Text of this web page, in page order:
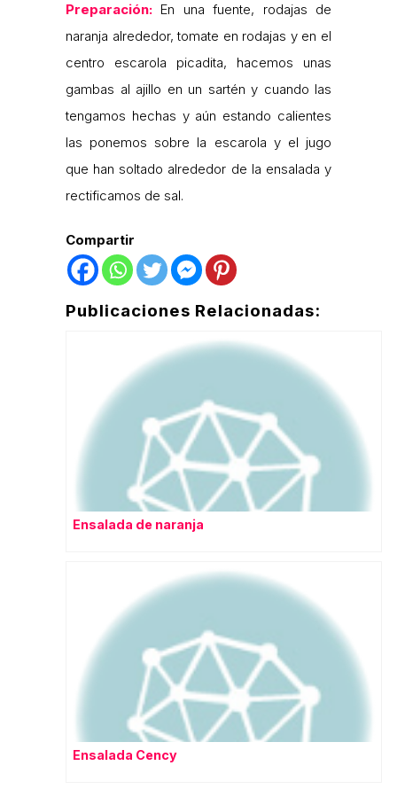
Preparación: En una fuente, rodajas de
naranja alrededor, tomate en rodajas y en el
centro escarola picadita, hacemos unas
gambas al ajillo en un sartén y cuando las
tengamos hechas y aún estando calientes
las ponemos sobre la escarola y el jugo
que han soltado alrededor de la ensalada y
rectificamos de sal.
Compartir
Publicaciones Relacionadas:
Ensalada de naranja
Ensalada Cency